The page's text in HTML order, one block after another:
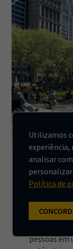
Utilizamos
analisar
Política de
GESTÃO
Como o
inspirou
O Bryant
pessoas em